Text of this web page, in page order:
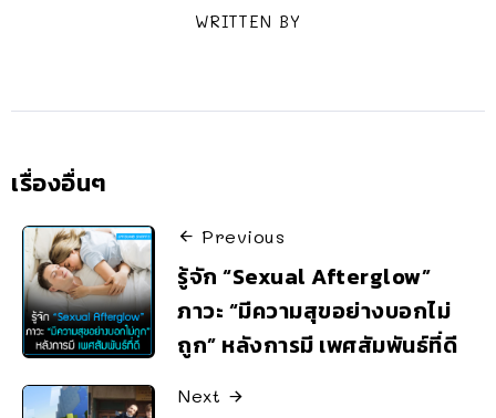
WRITTEN BY
เรื่องอื่นๆ
Previous
รู้จัก “Sexual Afterglow”
ภาวะ “มีความสุขอย่างบอกไม่
ถูก” หลังการมี เพศสัมพันธ์ที่ดี
Next